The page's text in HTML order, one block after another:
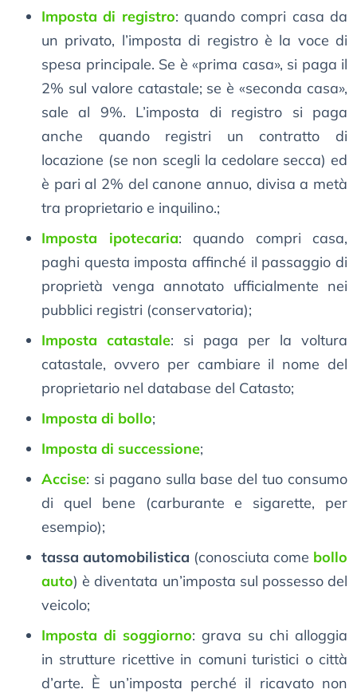
Imposta di registro: quando compri casa da
un privato, l’imposta di registro è la voce di
spesa principale. Se è «prima casa», si paga il
2% sul valore catastale; se è «seconda casa»,
sale al 9%. L’imposta di registro si paga
anche quando registri un contratto di
locazione (se non scegli la cedolare secca) ed
è pari al 2% del canone annuo, divisa a metà
tra proprietario e inquilino.;
Imposta ipotecaria: quando compri casa,
paghi questa imposta affinché il passaggio di
proprietà venga annotato ufficialmente nei
pubblici registri (conservatoria);
Imposta catastale: si paga per la voltura
catastale, ovvero per cambiare il nome del
proprietario nel database del Catasto;
Imposta di bollo;
Imposta di successione;
Accise: si pagano sulla base del tuo consumo
di quel bene (carburante e sigarette, per
esempio);
tassa automobilistica (conosciuta come bollo
auto) è diventata un’imposta sul possesso del
veicolo;
Imposta di soggiorno: grava su chi alloggia
in strutture ricettive in comuni turistici o città
d’arte. È un’imposta perché il ricavato non